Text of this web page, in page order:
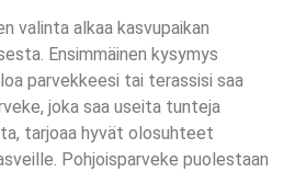
valinta alkaa kasvupaikan
Ensimmäinen kysymys
parvekkeesi tai terassisi saa
joka saa useita tunteja
tarjoaa hyvät olosuhteet
Pohjoisparveke puolestaan